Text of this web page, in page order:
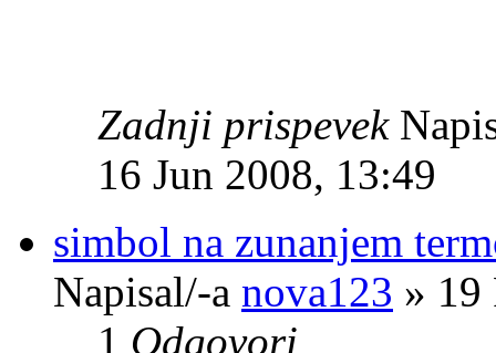
Zadnji prispevek
16 Jun 2008, 13:49
simbol na zunanjem
Napisal/-a nova123 » 19
1 Odgovori